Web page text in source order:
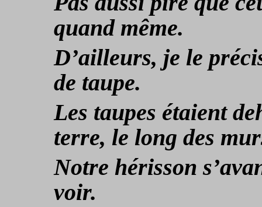
quand même.
D’ailleurs, je le
de taupe.
Les taupes étaient
terre, le long des
Notre hérisson
voir.